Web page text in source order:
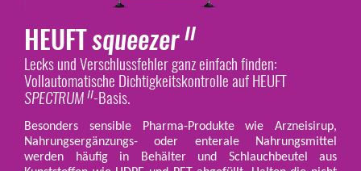
HEUFTsqueezer II
Lecks und Verschlussfehler ganz einfach finden:
Vollautomatische Dichtigkeitskontrolle auf HEUFT
SPECTRUM II-Basis.
Besonders sensible Pharma-Produkte wie Arzneisirup,
Nahrungsergänzungs- oder enterale Nahrungsmittel
werden häufig in Behälter und Schlauchbeutel aus